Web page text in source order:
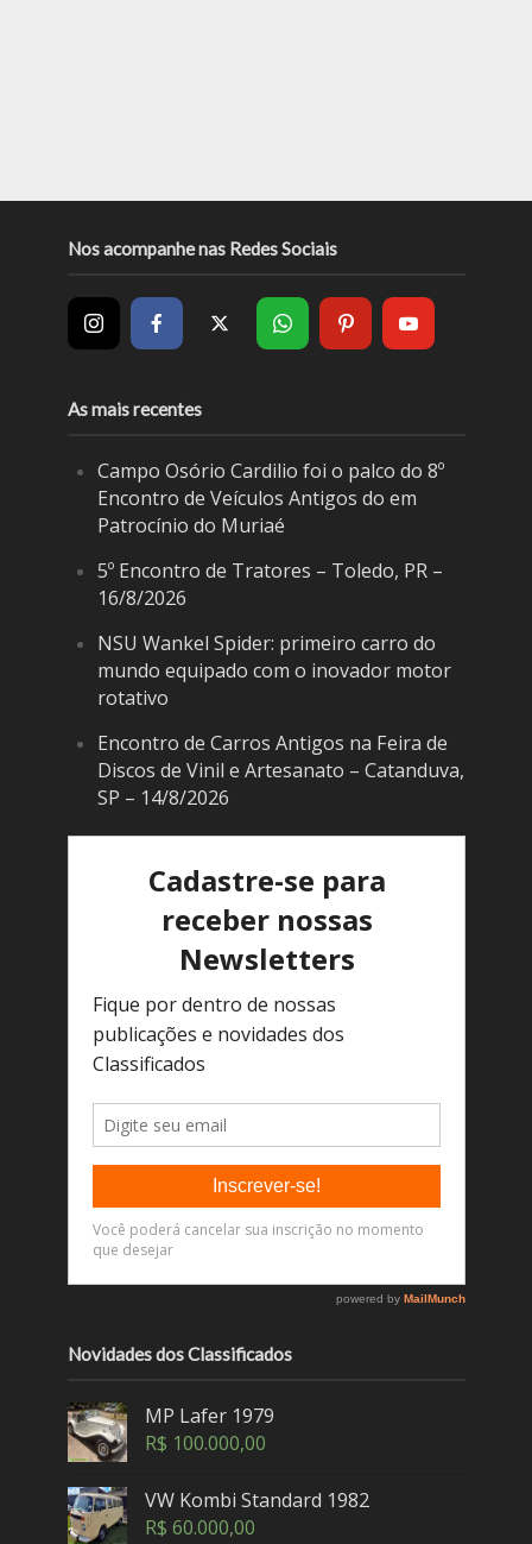
Nos acompanhe nas Redes Sociais
As mais recentes
Campo Osório Cardilio foi o palco do 8º
Encontro de Veículos Antigos do em
Patrocínio do Muriaé
5º Encontro de Tratores – Toledo, PR –
16/8/2026
NSU Wankel Spider: primeiro carro do
mundo equipado com o inovador motor
rotativo
Encontro de Carros Antigos na Feira de
Discos de Vinil e Artesanato – Catanduva,
SP – 14/8/2026
Novidades dos Classificados
MP Lafer 1979
R$ 100.000,00
VW Kombi Standard 1982
R$ 60.000,00